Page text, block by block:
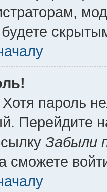
пароль
Перейдите
Забыли
сможете